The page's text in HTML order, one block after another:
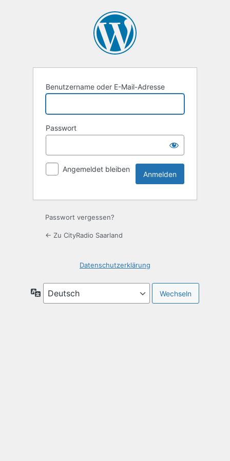
Benutzername oder E-Mail-Adresse
Passwort
Angemeldet bleiben
Passwort vergessen?
← Zu CityRadio Saarland
Datenschutzerklärung
Sprache